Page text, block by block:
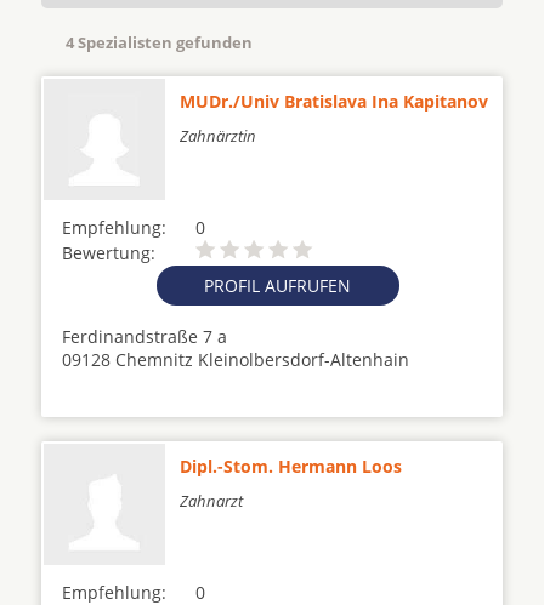
4 Spezialisten gefunden
MUDr./Univ Bratislava Ina Kapitanov
Zahnärztin
Empfehlung:
0
Bewertung:
PROFIL AUFRUFEN
Ferdinandstraße 7 a
09128 Chemnitz Kleinolbersdorf-Altenhain
Dipl.-Stom. Hermann Loos
Zahnarzt
Empfehlung:
0